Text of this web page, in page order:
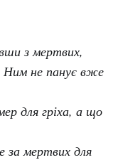
з мертвих,
Ним не панує вже
для гріха, а що
за мертвих для